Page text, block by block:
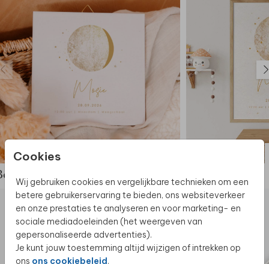
Cookies
Wij gebruiken cookies en vergelijkbare technieken om een
betere gebruikerservaring te bieden, ons websiteverkeer
en onze prestaties te analyseren en voor marketing- en
sociale mediadoeleinden (het weergeven van
gepersonaliseerde advertenties).
Je kunt jouw toestemming altijd wijzigen of intrekken op
ons ons cookiebeleid.
de complete set